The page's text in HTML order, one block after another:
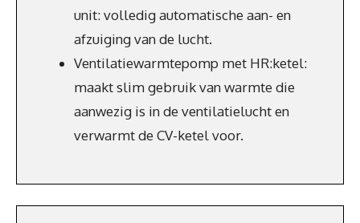
unit: volledig automatische aan- en
afzuiging van de lucht.
Ventilatiewarmtepomp met HR:ketel:
maakt slim gebruik van warmte die
aanwezig is in de ventilatielucht en
verwarmt de CV-ketel voor.